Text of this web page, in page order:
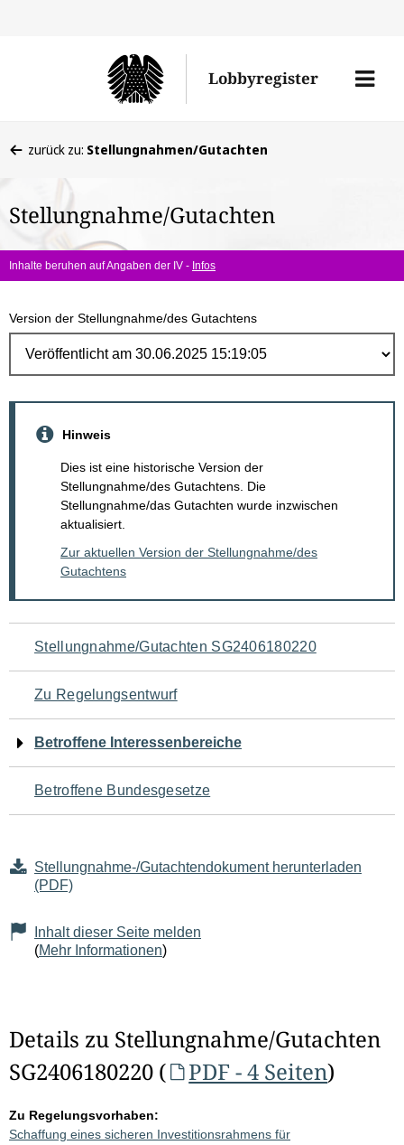
Lobbyregister
Menü
befinden
hier:
zurück zu: Stellungnahmen/Gutachten
Stellungnahme/Gutachten
Inhalte beruhen auf Angaben der IV - Infos
Version der Stellungnahme/des Gutachtens
Hinweis
Dies ist eine historische Version der
Stellungnahme/des Gutachtens. Die
Stellungnahme/das Gutachten wurde inzwischen
aktualisiert.
Zur aktuellen Version der Stellungnahme/des
Gutachtens
Navigation
für
den
Seiteninhalt
Stellungnahme/Gutachten SG2406180220
Zu Regelungsentwurf
Betroffene Interessenbereiche
Betroffene Bundesgesetze
Stellungnahme-/Gutachtendokument herunterladen
(PDF)
Inhalt dieser Seite melden
(Mehr Informationen)
Details zu Stellungnahme/Gutachten
SG2406180220 (
PDF - 4 Seiten)
Zu Regelungsvorhaben:
Schaffung eines sicheren Investitionsrahmens für